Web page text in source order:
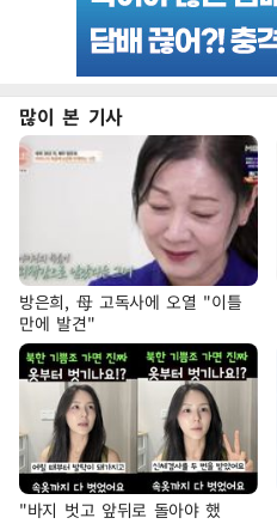
많이 본 기사
방은희, 母 고독사에 오열 "이틀
만에 발견"
"바지 벗고 앞뒤로 돌아야 했